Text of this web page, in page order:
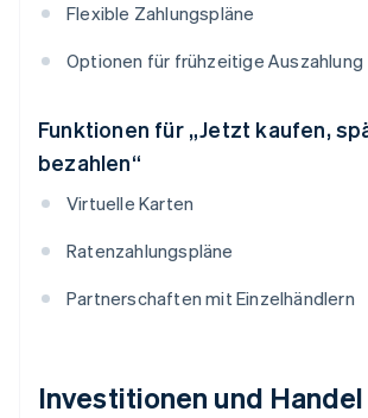
Flexible Zahlungspläne
Optionen für frühzeitige Auszahlung
Funktionen für „Jetzt kaufen,
bezahlen“
Virtuelle Karten
Ratenzahlungspläne
Partnerschaften mit Einzelhändlern
Investitionen und Handel